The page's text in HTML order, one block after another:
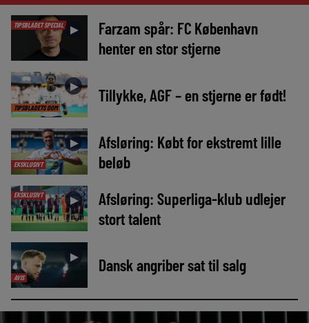
TIPSBLADET SPECIAL ►
Farzam spår: FC København
henter en stor stjerne
TIPSBLADETS DOM
► Tillykke, AGF – en stjerne er født!
EKSKLUSIVT
►
Afsløring: Købt for ekstremt lille
beløb
EKSKLUSIVT ►
Afsløring: Superliga-klub udlejer
stort talent
AVIS
► Dansk angriber sat til salg